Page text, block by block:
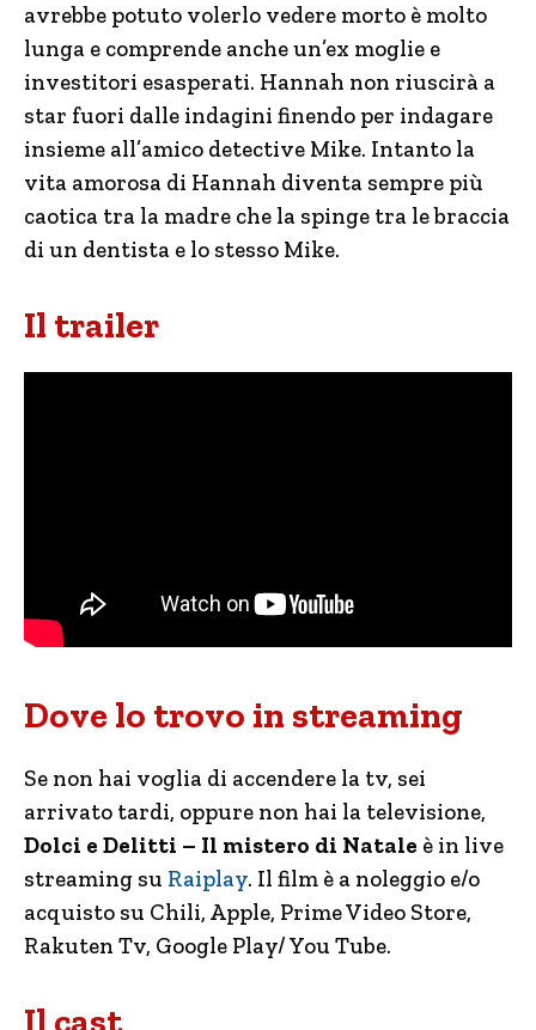
avrebbe potuto volerlo vedere morto è molto
lunga e comprende anche un’ex moglie e
investitori esasperati. Hannah non riuscirà a
star fuori dalle indagini finendo per indagare
insieme all’amico detective Mike. Intanto la
vita amorosa di Hannah diventa sempre più
caotica tra la madre che la spinge tra le braccia
di un dentista e lo stesso Mike.
Il trailer
Dove lo trovo in streaming
Se non hai voglia di accendere la tv, sei
arrivato tardi, oppure non hai la televisione,
Dolci e Delitti – Il mistero di Natale è in live
streaming su Raiplay. Il film è a noleggio e/o
acquisto su Chili, Apple, Prime Video Store,
Rakuten Tv, Google Play/ You Tube.
Il cast